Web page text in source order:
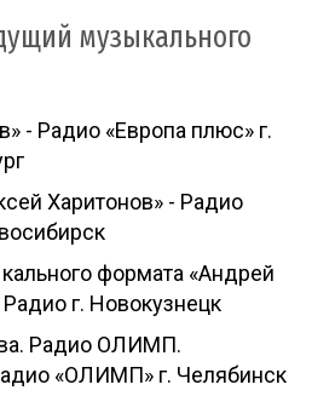
музыкального
- Радио «Европа плюс» г.
Харитонов» - Радио
формата «Андрей
г. Новокузнецк
Радио ОЛИМП.
«ОЛИМП» г. Челябинск